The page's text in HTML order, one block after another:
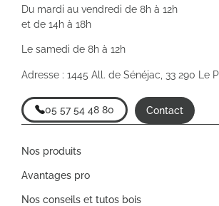
Du mardi au vendredi de 8h à 12h
et de 14h à 18h
Le samedi de 8h à 12h
Adresse : 1445 All. de Sénéjac, 33 290 Le
05 57 54 48 80 Contact
Nos produits
Avantages pro
Nos conseils et tutos bois